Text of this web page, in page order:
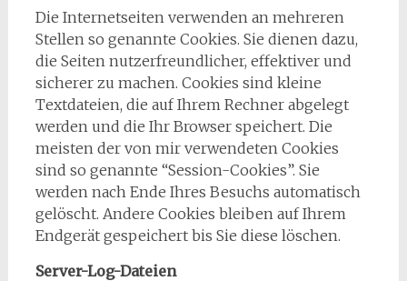
Die Internetseiten verwenden an mehreren
Stellen so genannte Cookies. Sie dienen dazu,
die Seiten nutzerfreundlicher, effektiver und
sicherer zu machen. Cookies sind kleine
Textdateien, die auf Ihrem Rechner abgelegt
werden und die Ihr Browser speichert. Die
meisten der von mir verwendeten Cookies
sind so genannte “Session-Cookies”. Sie
werden nach Ende Ihres Besuchs automatisch
gelöscht. Andere Cookies bleiben auf Ihrem
Endgerät gespeichert bis Sie diese löschen.
Server-Log-Dateien